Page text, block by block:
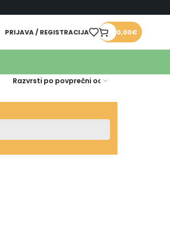
PRIJAVA / REGISTRACIJA 0,00€